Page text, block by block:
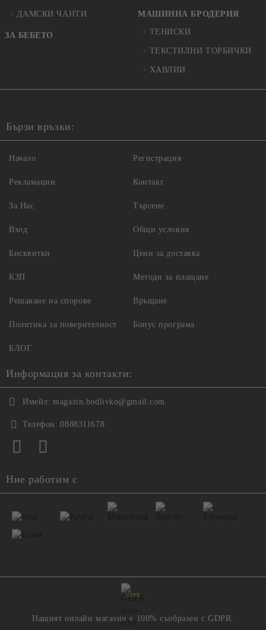
ДАМСКИ ЧАНТИ
ЗА БЕБЕТО
МАШИННА БРОДЕРИЯ
ТЕНИСКИ
ТЕКСТИЛНИ ТОРБИЧКИ
ХАВЛИИ
Бързи връзки:
Начало
Рекламации
За Нас
Вход
Регистрация
Контакт
Търсене
Общи условия
Бисквитки
КЗП
Решаване на спорове
Политика за поверителност
Цени за доставка
Методи за плащане
Връщане
Бонус програма
БЛОГ
Информация за контакти:
Имейл: magazin.bodlivko@gmail.com
Телефон: 0888311678
Ние работим с
GDPR
Нашият онлайн магазин е 100% съобразен с GDPR.